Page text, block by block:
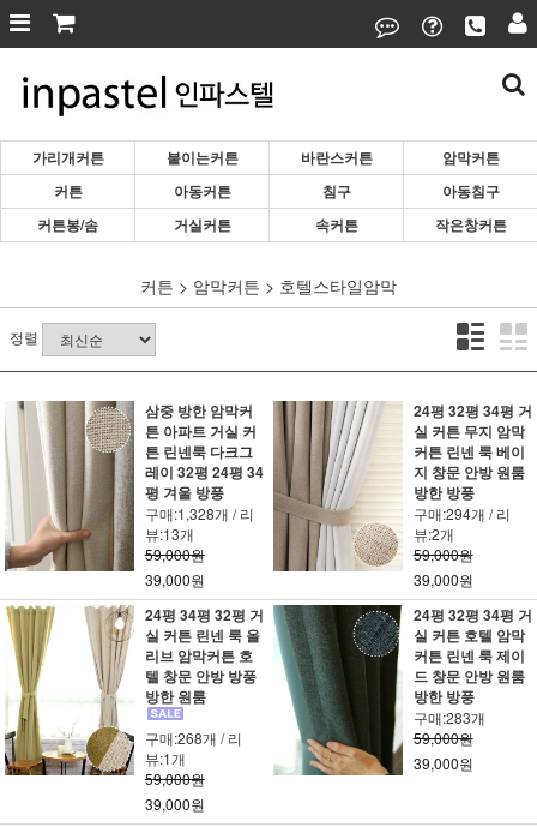
가리개커튼 붙이는커튼 바란스커튼
암막커튼
커튼
아동커튼 침구
아동침구
커튼봉/솜
거실커튼 속커튼 작은창커튼
커튼 > 암막커튼 > 호텔스타일암막
정렬
삼중 방한 암막커
튼 아파트 거실 커
튼 린넨룩 다크그
레이 32평 24평 34
평 겨울 방풍
구매:1,328개 / 리
뷰:13개
59,000원
39,000원
24평 32평 34평 거
실 커튼 무지 암막
커튼 린넨 룩 베이
지 창문 안방 원룸
방한 방풍
구매:294개 / 리
뷰:2개
59,000원
39,000원
24평 34평 32평 거
실 커튼 린넨 룩 올
리브 암막커튼 호
텔 창문 안방 방풍
방한 원룸
구매:268개 / 리
뷰:1개
59,000원
39,000원
24평 32평 34평 거
실 커튼 호텔 암막
커튼 린넨 룩 제이
드 창문 안방 원룸
방한 방풍
구매:283개
59,000원
39,000원